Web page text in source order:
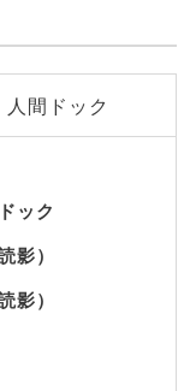
間ドック
ック
影）
影）